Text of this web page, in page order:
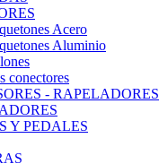
Acero
Aluminio
conectores
- RAPELADORES
Y PEDALES